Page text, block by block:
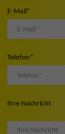
E-Mail*
Telefon *
Ihre Nachricht